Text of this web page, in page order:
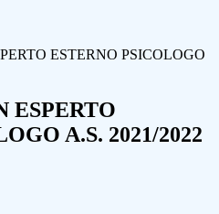
ESTERNO PSICOLOGO
ESPERTO
A.S. 2021/2022